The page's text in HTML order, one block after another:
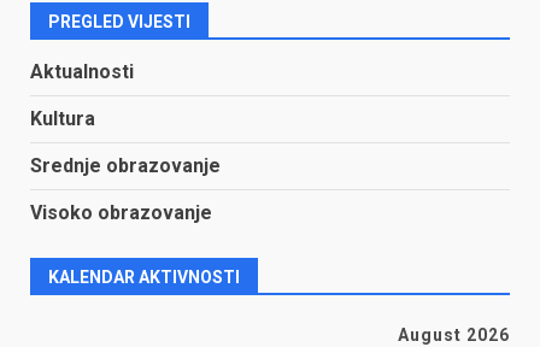
PREGLED VIJESTI
Aktualnosti
Kultura
Srednje obrazovanje
Visoko obrazovanje
KALENDAR AKTIVNOSTI
August 2026